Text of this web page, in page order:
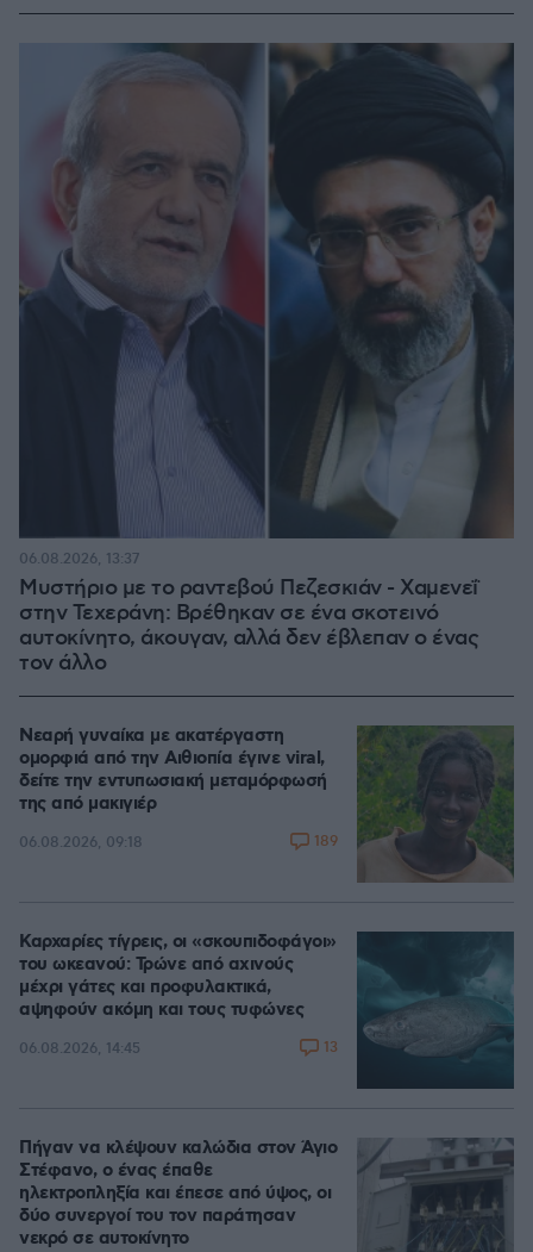
Μυστήριο με το ραντεβού Πεζεσκιάν - Χαμενεΐ
στην Τεχεράνη: Βρέθηκαν σε ένα σκοτεινό
αυτοκίνητο, άκουγαν, αλλά δεν έβλεπαν ο ένας
τον άλλο
06.08.2026, 13:37
Νεαρή γυναίκα με ακατέργαστη
ομορφιά από την Αιθιοπία έγινε viral,
δείτε την εντυπωσιακή μεταμόρφωσή
της από μακιγιέρ
06.08.2026, 09:18 189
Καρχαρίες τίγρεις, οι «σκουπιδοφάγοι»
του ωκεανού: Τρώνε από αχινούς
μέχρι γάτες και προφυλακτικά,
αψηφούν ακόμη και τους τυφώνες
06.08.2026, 14:45 13
Πήγαν να κλέψουν καλώδια στον Άγιο
Στέφανο, ο ένας έπαθε
ηλεκτροπληξία και έπεσε από ύψος, οι
δύο συνεργοί του τον παράτησαν
νεκρό σε αυτοκίνητο